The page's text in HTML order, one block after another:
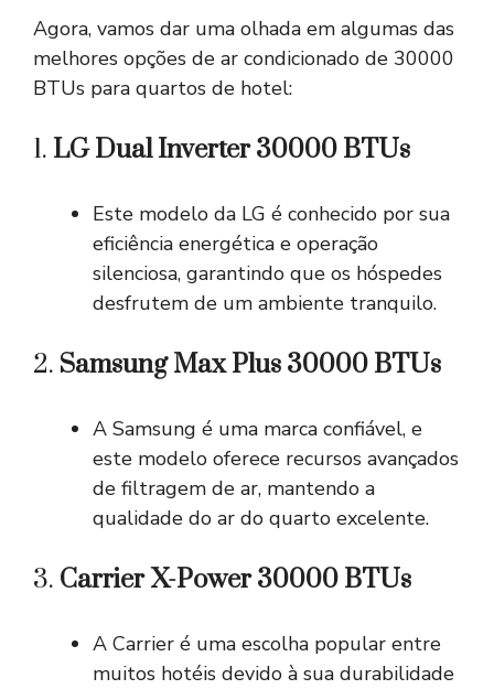
Agora, vamos dar uma olhada em algumas das
melhores opções de ar condicionado de 30000
BTUs para quartos de hotel:
1. LG Dual Inverter 30000 BTUs
Este modelo da LG é conhecido por sua
eficiência energética e operação
silenciosa, garantindo que os hóspedes
desfrutem de um ambiente tranquilo.
2. Samsung Max Plus 30000 BTUs
A Samsung é uma marca confiável, e
este modelo oferece recursos avançados
de filtragem de ar, mantendo a
qualidade do ar do quarto excelente.
3. Carrier X-Power 30000 BTUs
A Carrier é uma escolha popular entre
muitos hotéis devido à sua durabilidade